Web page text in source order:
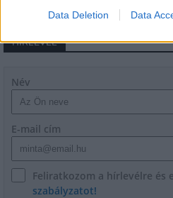
Data Deletion Data
HÍRLEVÉL
Név
E-mail cím
Feliratkozom a hírlevélre és
szabályzatot!